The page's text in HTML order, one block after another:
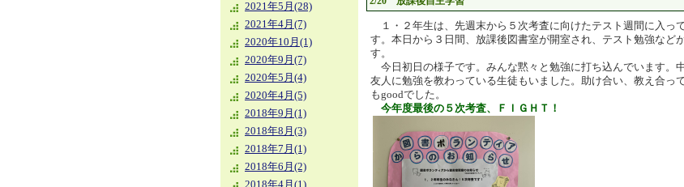
2021年5月(28)
2021年4月(7)
2020年10月(1)
2020年9月(7)
2020年5月(4)
2020年4月(5)
2018年9月(1)
2018年8月(3)
2018年7月(1)
2018年6月(2)
2018年4月(1)
１・２年生は、先週末から５次考査に向けたテスト週間に入っ
す。本日から３日間、放課後図書室が開室され、テスト勉強など
す。
今日初日の様子です。みんな黙々と勉強に打ち込んでいます。中
友人に勉強を教わっている生徒もいました。助け合い、教え合っ
もgoodでした。
今年度最後の５次考査、ＦＩＧＨＴ！